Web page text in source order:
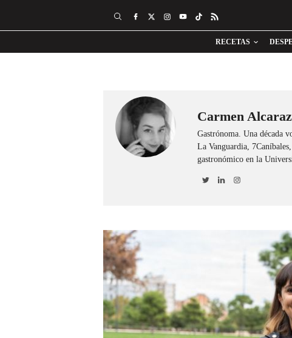
RECETAS
Carmen
Gastrónoma. Una década
La Vanguardia,
gastronómico en la